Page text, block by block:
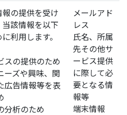
の提供を受け
当該情報を以下
利用します。
スの提供のため
ーズや興味、関
広告情報等を表
分析のため
メールアド
レス
氏名、所属
先その他サ
ービス提供
に際して必
要となる情
報等
端末情報